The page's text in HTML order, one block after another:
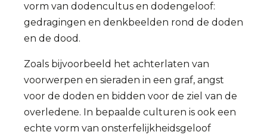
vorm van dodencultus en dodengeloof:
gedragingen en denkbeelden rond de doden
en de dood.
Zoals bijvoorbeeld het achterlaten van
voorwerpen en sieraden in een graf, angst
voor de doden en bidden voor de ziel van de
overledene. In bepaalde culturen is ook een
echte vorm van onsterfelijkheidsgeloof